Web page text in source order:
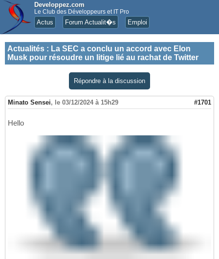
Developpez.com
Le Club des Développeurs et IT Pro
Actus Forum Actualit�s Emploi
Actualités : La SEC a conclu un accord avec Elon
Musk pour résoudre un litige lié au rachat de Twitter
Répondre à la discussion
Minato Sensei, le 03/12/2024 à 15h29 #1701
Hello